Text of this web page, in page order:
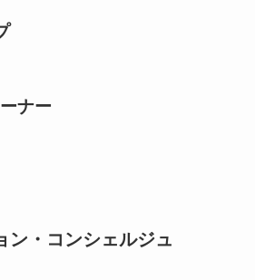
ナー
ン・コンシェルジュ